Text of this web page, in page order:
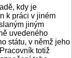
kdy je
k práci v jiném
jiným
uvedeného
státu, v němž jeho
totiž